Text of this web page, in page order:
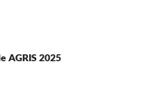
AGRIS 2025